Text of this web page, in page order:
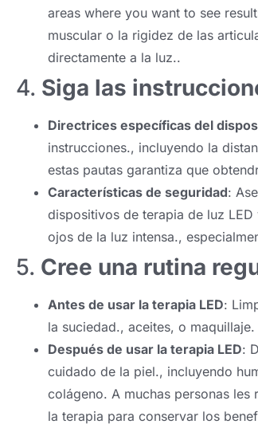
areas where you want to see
muscular o la rigidez de las
directamente a la luz..
4. Siga las
Directrices específicas del
instrucciones., incluyendo la
estas pautas garantiza que
Características de seguridad:
dispositivos de terapia de luz
ojos de la luz intensa.,
5. Cree una rutina
Antes de usar la terapia LED:
la suciedad., aceites, o
Después de usar la terapia LED:
cuidado de la piel., incluyendo
colágeno. A muchas personas les
la terapia para conservar los